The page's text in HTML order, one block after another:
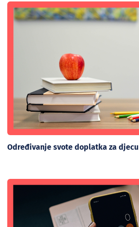
Određivanje svote doplatka za djecu